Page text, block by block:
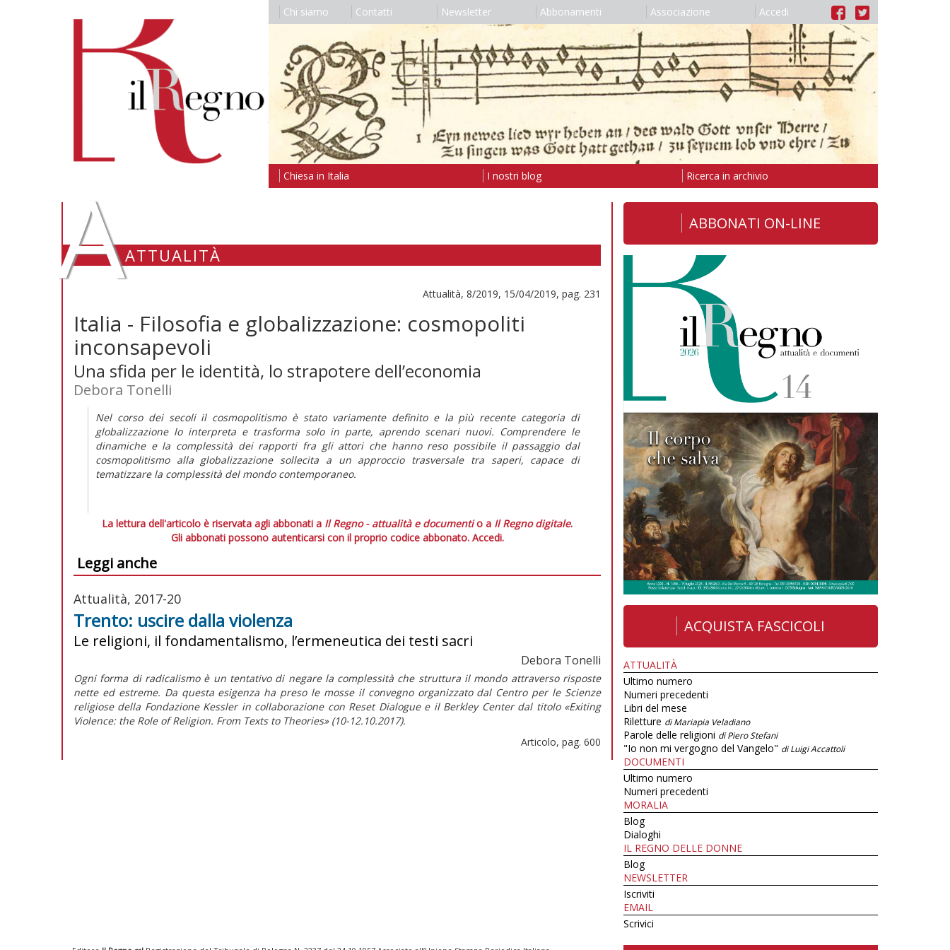
Chi siamo Contatti Newsletter Abbonamenti Associazione Accedi
Chiesa in Italia I nostri blog Ricerca in archivio
AATTUALITÀ
Attualità, 8/2019, 15/04/2019, pag. 231
Italia - Filosofia e globalizzazione: cosmopoliti
inconsapevoli
Una sfida per le identità, lo strapotere dell’economia
Debora Tonelli
Nel corso dei secoli il cosmopolitismo è stato variamente definito e la più recente categoria di
globalizzazione lo interpreta e trasforma solo in parte, aprendo scenari nuovi. Comprendere le
dinamiche e la complessità dei rapporti fra gli attori che hanno reso possibile il passaggio dal
cosmopolitismo alla globalizzazione sollecita a un approccio trasversale tra saperi, capace di
tematizzare la complessità del mondo contemporaneo.
La lettura dell'articolo è riservata agli abbonati a Il Regno - attualità e documentio a Il Regno digitale.
Gli abbonati possono autenticarsi con il proprio codice abbonato. Accedi.
Leggi anche
Attualità, 2017-20
Trento: uscire dalla violenza
Le religioni, il fondamentalismo, l’ermeneutica dei testi sacri
Debora Tonelli
Ogni forma di radicalismo è un tentativo di negare la complessità che struttura il mondo attraverso risposte
nette ed estreme. Da questa esigenza ha preso le mosse il convegno organizzato dal Centro per le Scienze
religiose della Fondazione Kessler in collaborazione con Reset Dialogue e il Berkley Center dal titolo «Exiting
Violence: the Role of Religion. From Texts to Theories» (10-12.10.2017).
Articolo, pag. 600
ABBONATI ON-LINE
ACQUISTA FASCICOLI
ATTUALITÀ
Ultimo numero
Numeri precedenti
Libri del mese
Riletture di Mariapia Veladiano
Parole delle religioni di Piero Stefani
"Io non mi vergogno del Vangelo" di Luigi Accattoli
DOCUMENTI
Ultimo numero
Numeri precedenti
MORALIA
Blog
Dialoghi
IL REGNO DELLE DONNE
Blog
NEWSLETTER
Iscriviti
EMAIL
Scrivici